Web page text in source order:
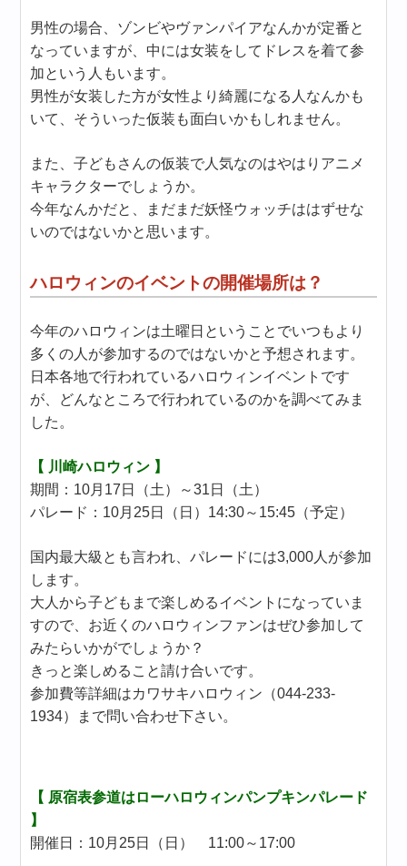
男性の場合、ゾンビやヴァンパイアなんかが定番と
なっていますが、中には女装をしてドレスを着て参
加という人もいます。
男性が女装した方が女性より綺麗になる人なんかも
いて、そういった仮装も面白いかもしれません。
また、子どもさんの仮装で人気なのはやはりアニメ
キャラクターでしょうか。
今年なんかだと、まだまだ妖怪ウォッチははずせな
いのではないかと思います。
ハロウィンのイベントの開催場所は？
今年のハロウィンは土曜日ということでいつもより
多くの人が参加するのではないかと予想されます。
日本各地で行われているハロウィンイベントです
が、どんなところで行われているのかを調べてみま
した。
【 川崎ハロウィン 】
期間：10月17日（土）～31日（土）
パレード：10月25日（日）14:30～15:45（予定）
国内最大級とも言われ、パレードには3,000人が参加
します。
大人から子どもまで楽しめるイベントになっていま
すので、お近くのハロウィンファンはぜひ参加して
みたらいかがでしょうか？
きっと楽しめること請け合いです。
参加費等詳細はカワサキハロウィン（044-233-
1934）まで問い合わせ下さい。
【 原宿表参道はローハロウィンパンプキンパレード
】
開催日：10月25日（日） 11:00～17:00